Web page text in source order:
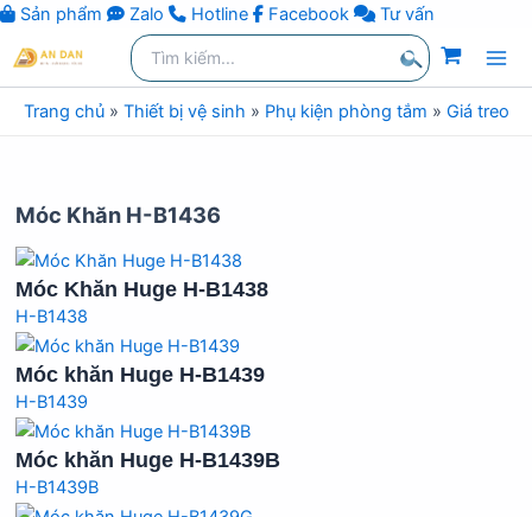
kiếm
Sản phẩm Zalo Hotline Facebook
Tư vấn
tới
Tìm
kiếm:
Tìm
kiếm
Trang chủ » Thiết bị vệ sinh » Phụ kiện phòng tắm » Giá treo
Móc Khăn H-B1436
Móc Khăn Huge H-B1438
H-B1438
Móc khăn Huge H-B1439
H-B1439
Móc khăn Huge H-B1439B
H-B1439B